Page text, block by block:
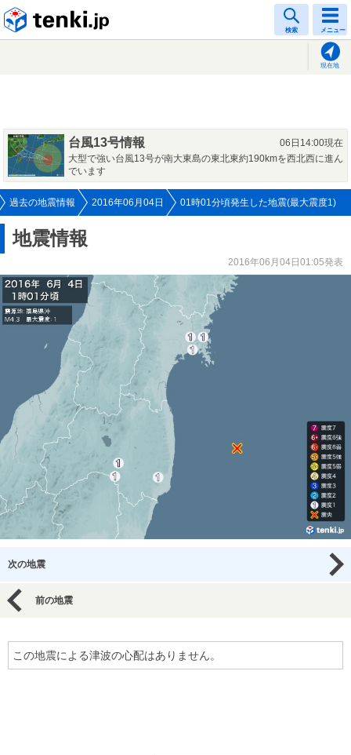
検索 メニュー
現在地
台風13号情報
06日14:00現在
大型で強い台風13号が南大東島の東北東約190kmを西北西に進ん
でいます
過去の地震情報 2016年06月04日 01時01分頃発生した地震(最大震度1)
地震情報
2016年06月04日01:05発表
次の地震
前の地震
この地震による津波の心配はありません。